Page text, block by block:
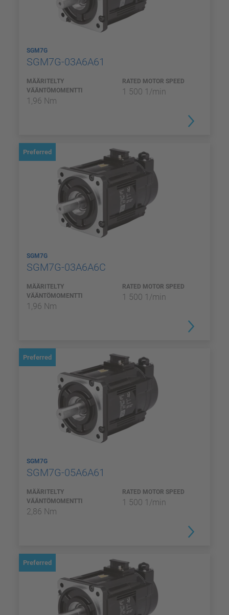
SGM7G
SGM7G-03A6A61
MÄÄRITELTY
VÄÄNTÖMOMENTTI
1,96 Nm
RATED MOTOR SPEED
1 500 1/min
Preferred
SGM7G
SGM7G-03A6A6C
MÄÄRITELTY
VÄÄNTÖMOMENTTI
1,96 Nm
RATED MOTOR SPEED
1 500 1/min
Preferred
SGM7G
SGM7G-05A6A61
MÄÄRITELTY
VÄÄNTÖMOMENTTI
2,86 Nm
RATED MOTOR SPEED
1 500 1/min
Preferred